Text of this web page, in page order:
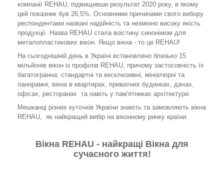
компанії REHAU, підвищивши результат 2020 року, в якому
цей показник був 26,5%. Основними причинами свого вибору
респондентами названі надійність та незмінно високу якість
продукції. Назва REHAU стала воістину синонімом для
металопластикових вікон. Якщо вікна - то це REHAU!
На сьогоднішній день в Україні встановлено близько 15
мільйонів вікон із профілів REHAU, причому застосовність їх
багатогранна: стандартні та ексклюзивні, мініатюрні та
панорамні, вікна в квартирах, приватних будинках, дачах,
офісах, ресторанах та навіть у пам'ятниках архітектури.
Мешканці різних куточків України знають та замовляють вікна
REHAU, як найкращий вибір на віконному ринку країни.
Вікна REHAU - найкращі Вікна для
сучасного життя!